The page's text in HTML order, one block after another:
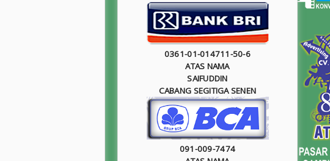
0361-01-014711-50-6
ATAS NAMA
SAIFUDDIN
CABANG SEGITIGA SENEN
091-009-7474